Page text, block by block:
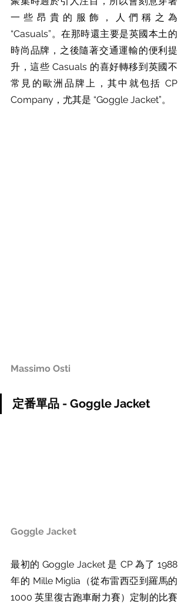
一些昂貴的服飾，人們稱之為
“Casuals”。在那時還主要是英國本土的
時尚品牌，之後隨著交通運輸的便利提
升，這些 Casuals 的喜好轉移到英國不
常見的歐洲品牌上，其中就包括 CP
Company，尤其是 “Goggle Jacket”。
Massimo Osti
定番單品 - Goggle Jacket
Goggle Jacket
最初的 Goggle Jacket 是 CP 為了 1988
年的 Mille Miglia（從布雷西亞到羅馬的
1000 英里復古跑車耐力賽）定制的比賽